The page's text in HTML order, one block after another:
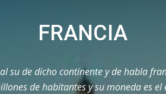
FRANCIA
su de dicho continente y de habla
de habitantes y su moneda es el